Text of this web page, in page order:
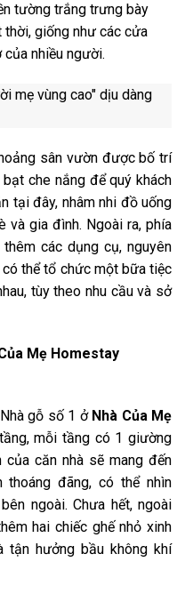
tường trắng trưng bày
giống như các cửa
nhiều người.
sân vườn được bố trí
che nắng để quý khách
tại đây, nhâm nhi đồ uống
và gia đình. Ngoài ra, phía
các dụng cụ, nguyên
thể tổ chức một bữa tiệc
tùy theo nhu cầu và sở
Mẹ Homestay
gỗ số 1 ở Nhà Của Mẹ
mỗi tầng có 1 giường
căn nhà sẽ mang đến
thoáng đãng, có thể nhìn
ngoài. Chưa hết, ngoài
hai chiếc ghế nhỏ xinh
tận hưởng bầu không khí